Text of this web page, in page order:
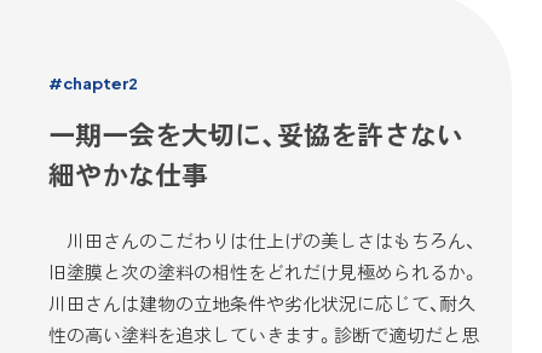
#chapter2
一期一会を大切に、妥協を許さない
細やかな仕事
川田さんのこだわりは仕上げの美しさはもちろん、
旧塗膜と次の塗料の相性をどれだけ見極められるか。
川田さんは建物の立地条件や劣化状況に応じて、耐久
性の高い塗料を追求していきます。診断で適切だと思